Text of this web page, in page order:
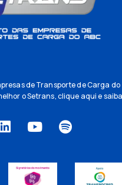
de Transporte de Carga do
o Setrans,clique aquie saiba